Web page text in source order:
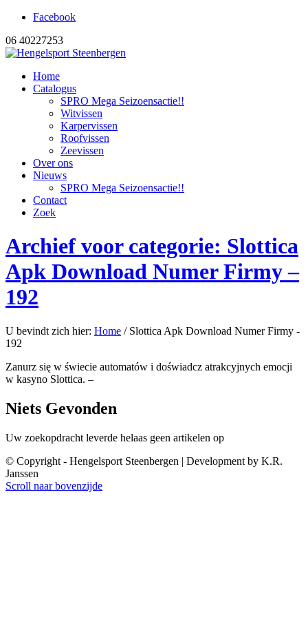
Facebook
06 40227253
Home
Catalogus
SPRO Mega Seizoensactie!!
Witvissen
Karpervissen
Roofvissen
Zeevissen
Over ons
Nieuws
SPRO Mega Seizoensactie!!
Contact
Zoek
Archief voor categorie: Slottica
Apk Download Numer Firmy –
192
U bevindt zich hier: Home / Slottica Apk Download Numer Firmy -
192
Zanurz się w świecie automatów i doświadcz atrakcyjnych emocji
w kasyno Slottica. –
Niets Gevonden
Uw zoekopdracht leverde helaas geen artikelen op
© Copyright - Hengelsport Steenbergen | Development by K.R.
Janssen
Scroll naar bovenzijde